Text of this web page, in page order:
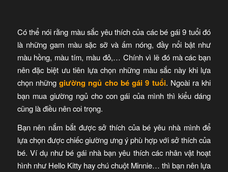
Có thể nói rằng màu sắc yêu thích của các bé gái 9 tuổi đó
là những gam màu sặc sỡ và ấm nóng, đầy nổi bật như
màu hồng, màu tím, màu đỏ,… Chính vì lẽ đó mà các bạn
nên đặc biệt ưu tiên lựa chọn những màu sắc này khi lựa
chọn nhữnggiường ngủ cho bé gái 9 tuổi. Ngoài ra khi
bạn mua giường ngủ cho con gái của mình thì kiểu dáng
cũng là điều nên coi trọng.
Bạn nên nắm bắt được sở thích của bé yêu nhà mình để
lựa chọn được chiếc giường ưng ý phù hợp với sở thích của
bé. Ví dụ như bé gái nhà bạn yêu thích các nhân vật hoạt
hình như Hello Kitty hay chú chuột Minnie… thì bạn nên lựa